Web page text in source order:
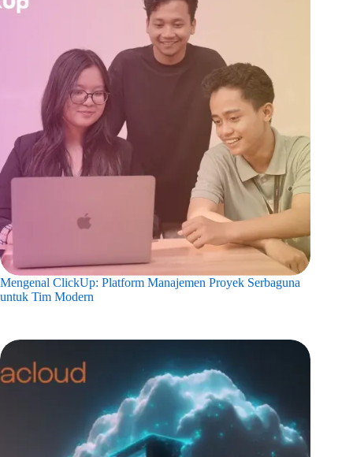
Mengenal ClickUp: Platform Manajemen Proyek Serbaguna
untuk Tim Modern